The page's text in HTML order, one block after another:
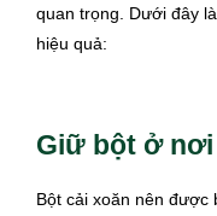
quan trọng. Dưới đây
hiệu quả:
Giữ bột ở
Bột cải xoăn nên được